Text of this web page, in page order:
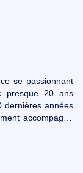
se passionnant
presque 20 ans
dernières années
accompagné
et approche